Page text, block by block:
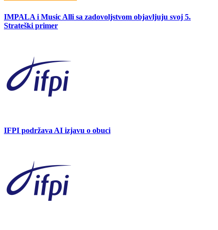
IMPALA i Music Alli sa zadovoljstvom objavljuju svoj 5.
Strateški primer
IFPI podržava AI izjavu o obuci